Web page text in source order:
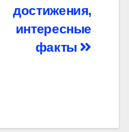
достижения,
интересные
факты